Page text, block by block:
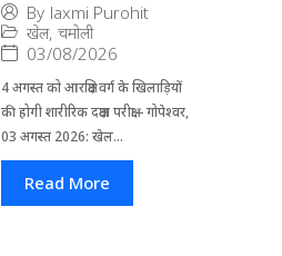
By laxmi Purohit
खेल, चमोली
03/08/2026
4 अगस्त को आरक्षित वर्ग के खिलाड़ियों
की होगी शारीरिक दक्षता परीक्षा-- गोपेश्वर,
03 अगस्त 2026: खेल...
Read More